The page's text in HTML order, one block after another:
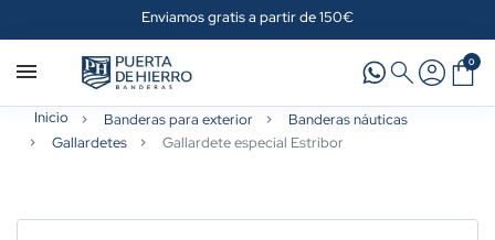
Enviamos gratis a partir de 150€
0
Inicio Banderas para exterior
Banderas náuticas
Gallardetes
Gallardete especial Estribor